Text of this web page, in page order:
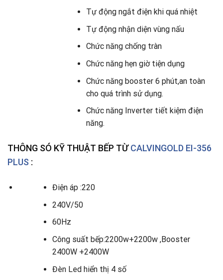
Tự động ngắt điện khi quá nhiệt
Tự động nhận diện vùng nấu
Chức năng chống tràn
Chức năng hẹn giờ tiện dụng
Chức năng booster 6 phút,an toàn
cho quá trình sử dụng.
Chức năng Inverter tiết kiệm điện
năng.
THÔNG SÓ KỸ THUẬT BẾP TỪCALVINGOLD EI-356
PLUS :
Điện áp :220
240V/50
60Hz
Công suất bếp:2200w+2200w ,Booster
2400W +2400W
Đèn Led hiển thị 4 số